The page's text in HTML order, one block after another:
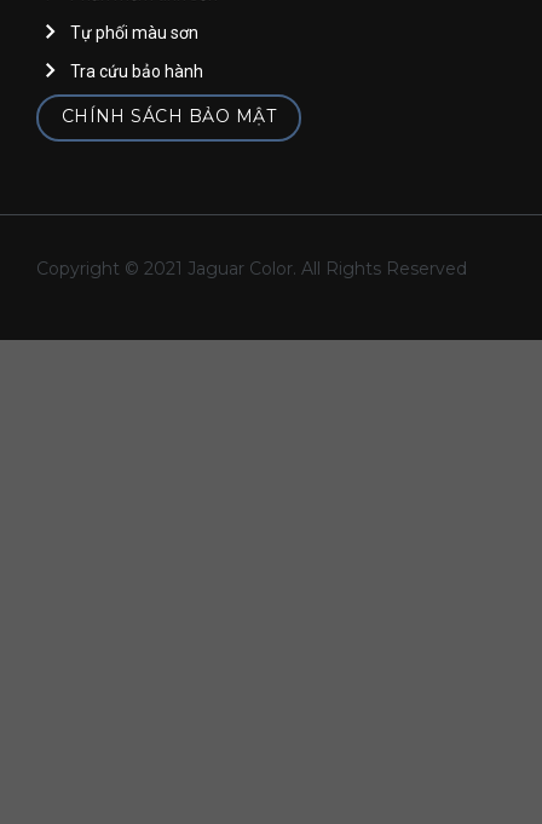
Tự phối màu sơn
Tra cứu bảo hành
CHÍNH SÁCH BẢO MẬT
Copyright © 2021 Jaguar Color. All Rights Reserved